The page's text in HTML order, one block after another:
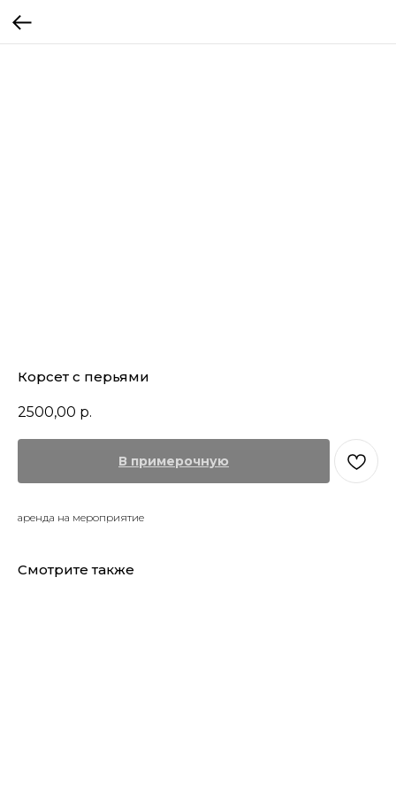
Корсет с перьями
2500,00 р.
В примерочную
аренда на мероприятие
Смотрите также